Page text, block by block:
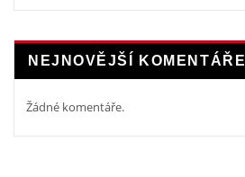
NEJNOVĚJŠÍ KOMENTÁŘE
Žádné komentáře.